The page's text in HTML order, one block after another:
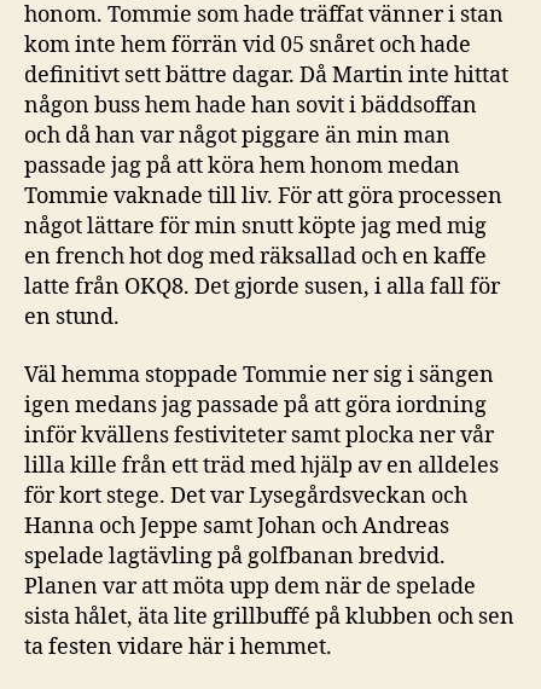
honom. Tommie som hade träffat vänner i stan
kom inte hem förrän vid 05 snåret och hade
definitivt sett bättre dagar. Då Martin inte hittat
någon buss hem hade han sovit i bäddsoffan
och då han var något piggare än min man
passade jag på att köra hem honom medan
Tommie vaknade till liv. För att göra processen
något lättare för min snutt köpte jag med mig
en french hot dog med räksallad och en kaffe
latte från OKQ8. Det gjorde susen, i alla fall för
en stund.
Väl hemma stoppade Tommie ner sig i sängen
igen medans jag passade på att göra iordning
inför kvällens festiviteter samt plocka ner vår
lilla kille från ett träd med hjälp av en alldeles
för kort stege. Det var Lysegårdsveckan och
Hanna och Jeppe samt Johan och Andreas
spelade lagtävling på golfbanan bredvid.
Planen var att möta upp dem när de spelade
sista hålet, äta lite grillbuffé på klubben och sen
ta festen vidare här i hemmet.